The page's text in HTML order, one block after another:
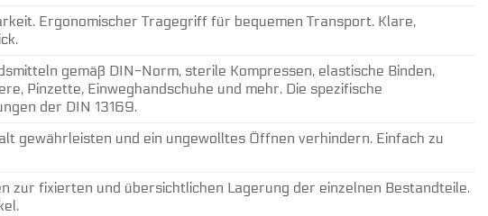
Ergonomischer Tragegriff für bequemen Transport. Klare,
gemäß DIN-Norm, sterile Kompressen, elastische Binden,
Pinzette, Einweghandschuhe und mehr. Die spezifische
der DIN 13169.
gewährleisten und ein ungewolltes Öffnen verhindern. Einfach zu
zur fixierten und übersichtlichen Lagerung der einzelnen Bestandteile.